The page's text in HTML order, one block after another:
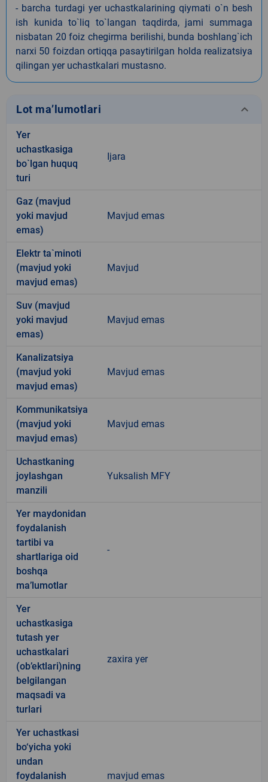
- barcha turdagi yer uchastkalarining qiymati o`n besh
ish kunida to`liq to`langan taqdirda, jami summaga
nisbatan 20 foiz chegirma berilishi, bunda boshlang`ich
narxi 50 foizdan ortiqqa pasaytirilgan holda realizatsiya
qilingan yer uchastkalari mustasno.
Lot ma’lumotlari keyboard_arrow_down
Yer
uchastkasiga
bo`lgan huquq
turi
Ijara
Gaz (mavjud
yoki mavjud
emas)
Mavjud emas
Elektr ta`minoti
(mavjud yoki
mavjud emas)
Mavjud
Suv (mavjud
yoki mavjud
emas)
Mavjud emas
Kanalizatsiya
(mavjud yoki
mavjud emas)
Mavjud emas
Kommunikatsiya
(mavjud yoki
mavjud emas)
Mavjud emas
Uchastkaning
joylashgan
manzili
Yuksalish MFY
Yer maydonidan
foydalanish
tartibi va
shartlariga oid
boshqa
ma’lumotlar
-
Yer
uchastkasiga
tutash yer
uchastkalari
(ob’ektlari)ning
belgilangan
maqsadi va
turlari
zaxira yer
Yer uchastkasi
bo‘yicha yoki
undan
foydalanish
mavjud emas